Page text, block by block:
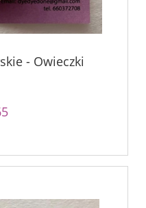
- Owieczki